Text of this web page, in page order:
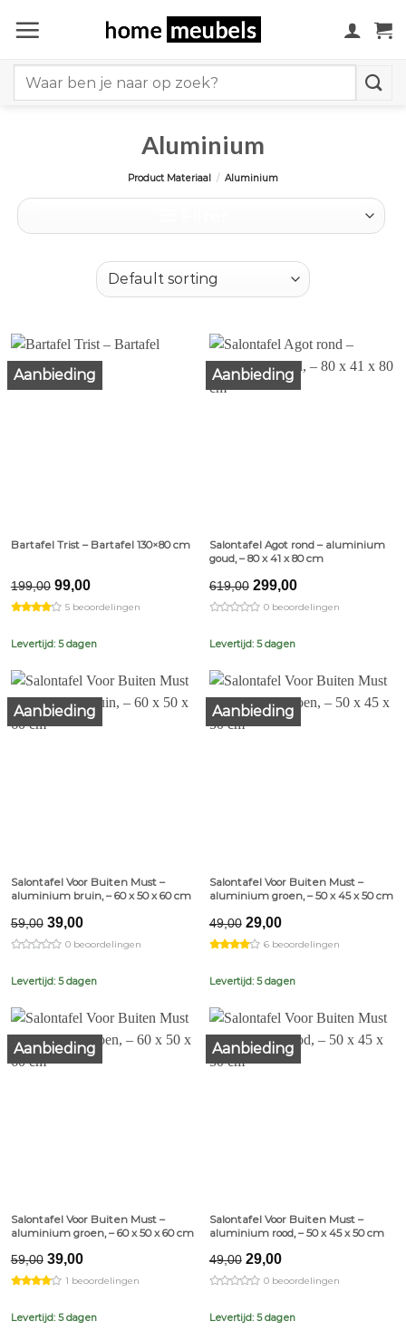
naar
for:
Aluminium
Product Materiaal / Aluminium
Aanbieding
Bartafel Trist – Bartafel 130×80 cm
199,00 Original
price
was:
99,00Current
is:
5 beoordelingen
Levertijd: 5 dagen
Aanbieding
Salontafel Agot rond – aluminium
goud, – 80 x 41 x 80 cm
619,00 Original
price
was:
299,00Current
is:
0 beoordelingen
Levertijd: 5 dagen
Aanbieding
Salontafel Voor Buiten Must –
aluminium bruin, – 60 x 50 x 60 cm
59,00 Original
price
was:
39,00Current
is:
0 beoordelingen
Levertijd: 5 dagen
Aanbieding
Salontafel Voor Buiten Must –
aluminium groen, – 50 x 45 x 50 cm
49,00 Original
price
was:
29,00Current
is:
6 beoordelingen
Levertijd: 5 dagen
Aanbieding
Salontafel Voor Buiten Must –
aluminium groen, – 60 x 50 x 60 cm
59,00 Original
price
was:
39,00Current
is:
1 beoordelingen
Levertijd: 5 dagen
Aanbieding
Salontafel Voor Buiten Must –
aluminium rood, – 50 x 45 x 50 cm
49,00 Original
price
was:
29,00Current
is:
0 beoordelingen
Levertijd: 5 dagen